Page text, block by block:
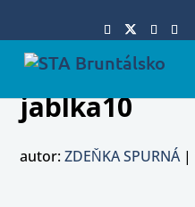
jablka10
autor:ZDEŇKA SPURNÁ|